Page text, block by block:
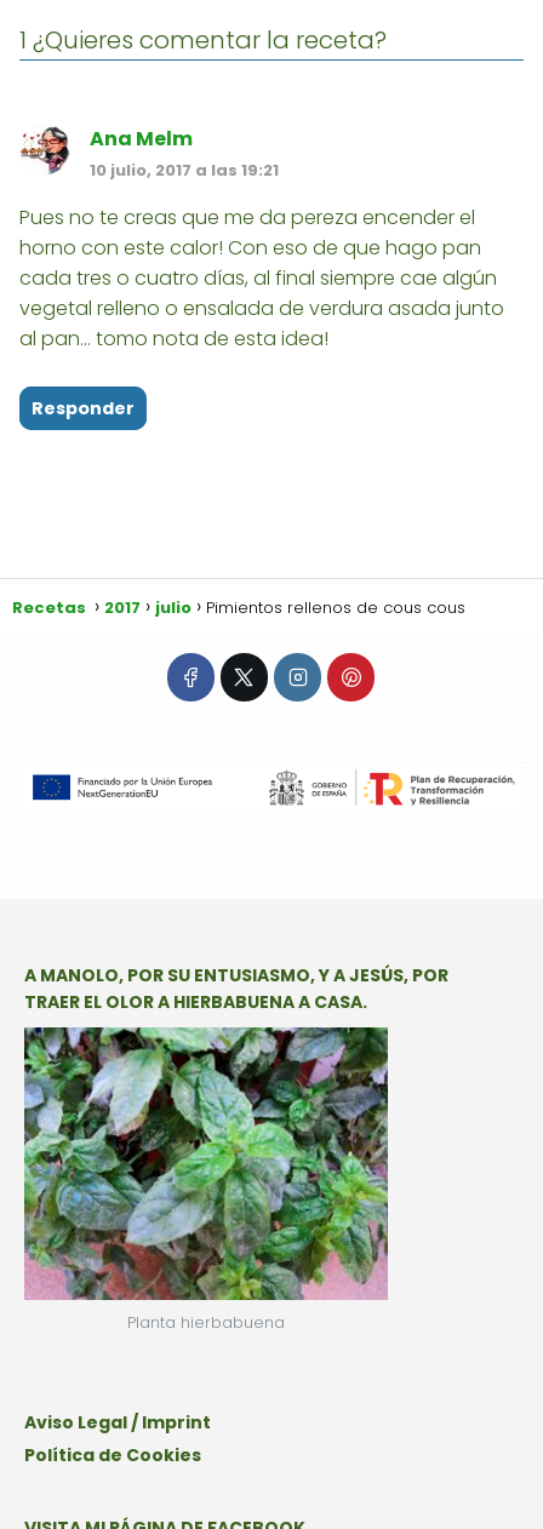
1 ¿Quieres comentar la receta?
Ana Melm
10 julio, 2017 a las 19:21
Pues no te creas que me da pereza encender el
horno con este calor! Con eso de que hago pan
cada tres o cuatro días, al final siempre cae algún
vegetal relleno o ensalada de verdura asada junto
al pan... tomo nota de esta idea!
Responder
Recetas 2017 julio Pimientos rellenos de cous cous
A MANOLO, POR SU ENTUSIASMO, Y A JESÚS, POR
TRAER EL OLOR A HIERBABUENA A CASA.
Planta hierbabuena
Aviso Legal / Imprint
Política de Cookies